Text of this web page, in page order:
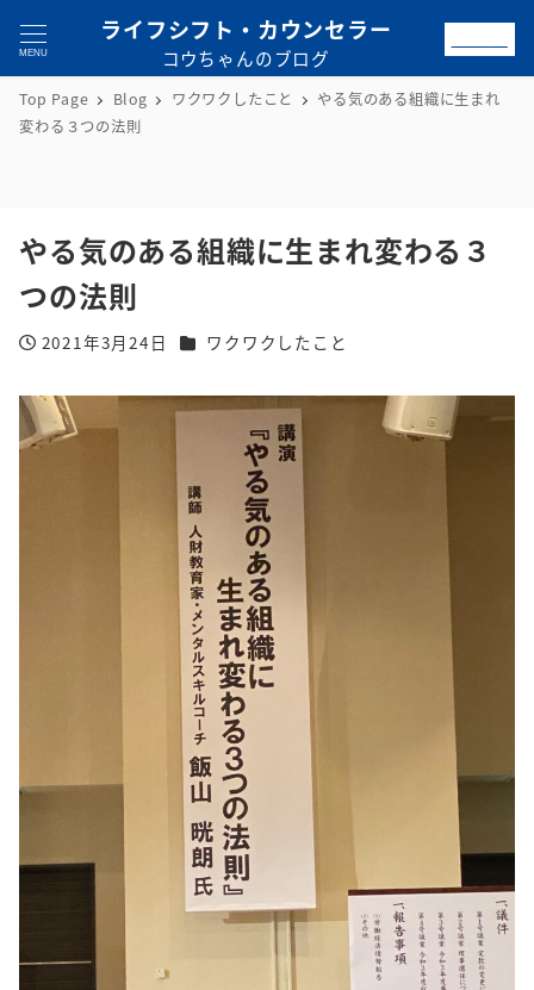
MENU
ライフシフト・カウンセラー
コウちゃんのブログ
Top Page Blog ワクワクしたこと
やる気のある組織に生まれ
変わる３つの法則
やる気のある組織に生まれ変わる３
つの法則
投稿日
2021年3月24日 カテゴリー
ワクワクしたこと